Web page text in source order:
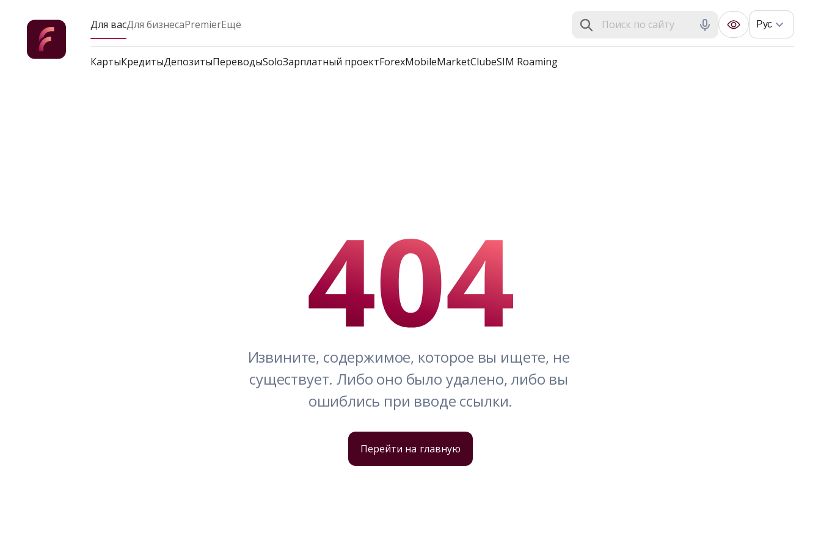
Для васДля бизнесаPremierЕщё Рус
КартыКредитыДепозитыПереводыSoloЗарплатный проектForexMobileMarketClubeSIM Roaming
Извините, содержимое, которое вы ищете, не
существует. Либо оно было удалено, либо вы
ошиблись при вводе ссылки.
Перейти на главную